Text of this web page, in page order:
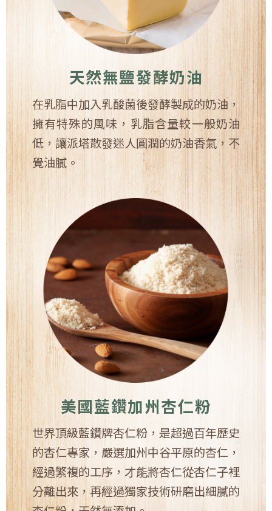
天然無鹽發酵奶油
在乳脂中加入乳酸菌後發酵製成的奶油，
擁有特殊的風味，乳脂含量較一般奶油
低，讓派塔散發迷人圓潤的奶油香氣，不
覺油膩。
美國藍鑽加州杏仁粉
世界頂級藍鑽牌杏仁粉，是超過百年歷史
的杏仁專家，嚴選加州中谷平原的杏仁，
經過繁複的工序，才能將杏仁從杏仁子裡
分離出來，再經過獨家技術研磨出細膩的